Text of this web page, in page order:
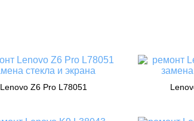
Lenovo Z6 Pro L78051